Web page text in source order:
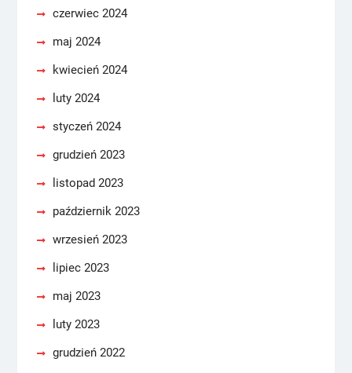
czerwiec 2024
maj 2024
kwiecień 2024
luty 2024
styczeń 2024
grudzień 2023
listopad 2023
październik 2023
wrzesień 2023
lipiec 2023
maj 2023
luty 2023
grudzień 2022